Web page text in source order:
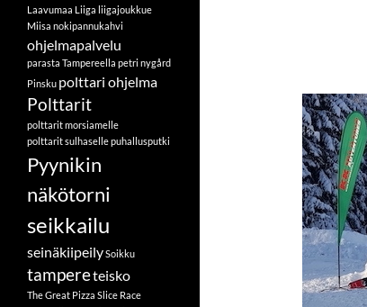
Laavumaa Liiga liigajoukkue
Miisa nokipannukahvi
ohjelmapalvelu
parasta Tampereella petri nygård
Pinsku polttari ohjelma
Polttarit
polttarit morsiamelle
polttarit sulhasellepuhallusputki
Pyynikin
näkötorni
seikkailu
seinäkiipeilySoikku
tampereteisko
The Great Pizza Slice Race